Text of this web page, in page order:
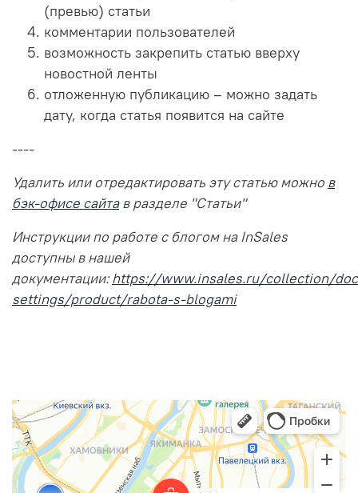
(превью) статьи
комментарии пользователей
возможность закрепить статью вверху
новостной ленты
отложенную публикацию – можно задать
дату, когда статья появится на сайте
----
Удалить или отредактировать эту статью можно в
бэк-офисе сайтав разделе "Статьи"
Инструкции по работе с блогом на InSales
доступны в нашей
документации:https://www.insales.ru/collection/
settings/product/rabota-s-blogami